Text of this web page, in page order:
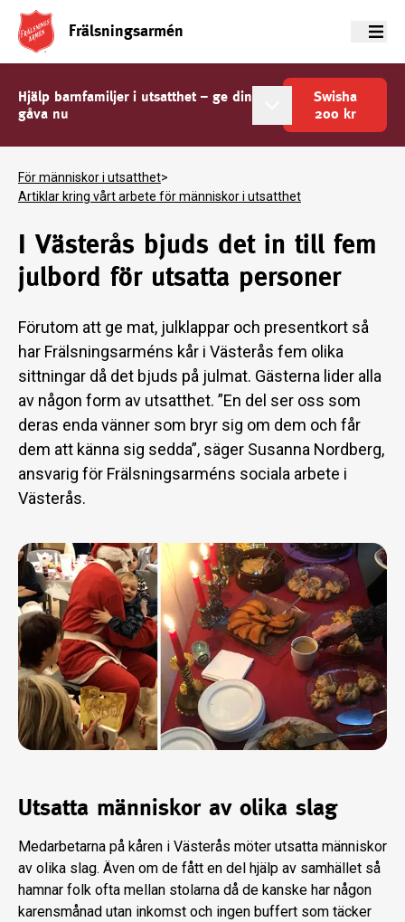
Frälsningsarmén Meny
Hjälp barnfamiljer i utsatthet – ge din
gåva nu
Swisha
200 kr
För människor i utsatthet>
Artiklar kring vårt arbete för människor i utsatthet
I Västerås bjuds det in till fem
julbord för utsatta personer
Förutom att ge mat, julklappar och presentkort så
har Frälsningsarméns kår i Västerås fem olika
sittningar då det bjuds på julmat. Gästerna lider alla
av någon form av utsatthet. ”En del ser oss som
deras enda vänner som bryr sig om dem och får
dem att känna sig sedda”, säger Susanna Nordberg,
ansvarig för Frälsningsarméns sociala arbete i
Västerås.
Utsatta människor av olika slag
Medarbetarna på kåren i Västerås möter utsatta människor
av olika slag. Även om de fått en del hjälp av samhället så
hamnar folk ofta mellan stolarna då de kanske har någon
karensmånad utan inkomst och ingen buffert som täcker